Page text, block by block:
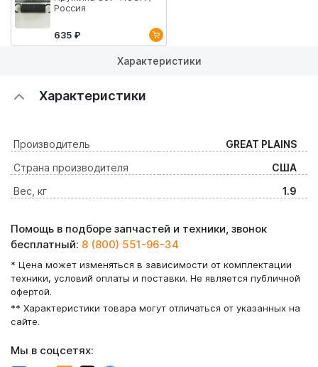
Россия
635 ₽
Характеристики
Характеристики
Производитель
GREAT PLAINS
Страна производителя
США
Вес, кг
1.9
Помощь в подборе запчастей и техники, звонок
бесплатный: 8 (800) 551-96-34
* Цена может изменяться в зависимости от комплектации
техники, условий оплаты и поставки. Не является публичной
офертой.
** Характеристики товара могут отличаться от указанных на
сайте.
Мы в соцсетях: